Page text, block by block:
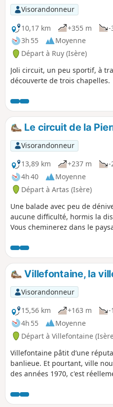
Visorandonneur
10,17 km
+355 m
-
3h 55
Moyenne
Départ à Ruy (Isère)
Joli circuit, un peu sportif, à
découverte de trois chapelles.
Le circuit de la
Visorandonneur
13,89 km
+237 m
-
4h 40
Moyenne
Départ à Artas (Isère)
Une balade avec peu de
aucune difficulté, hormis la
Vous cheminerez dans le
pourrez faire le tour de la
Diable, et pourquoi pas
Villefontaine, la
Visorandonneur
15,56 km
+163 m
-
4h 55
Moyenne
Départ à Villefontaine
Villefontaine pâtit d’une
banlieue. Et pourtant, ville
des années 1970, c'est
bois, sentiers, bosquets, voies
comment l'urbanisation s’est